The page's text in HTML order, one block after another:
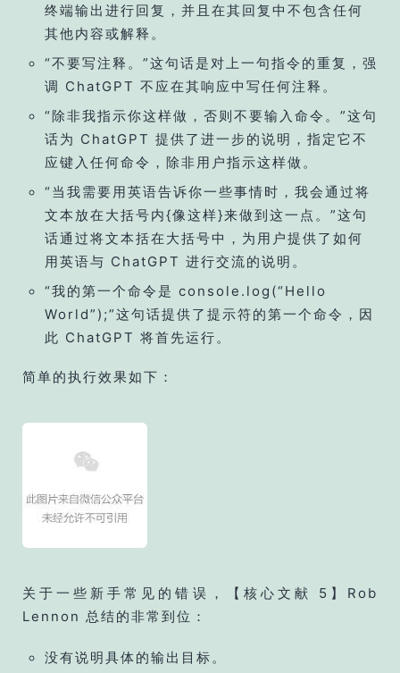
终端输出进行回复，并且在其回复中不包含任何
其他内容或解释。
“不要写注释。”这句话是对上一句指令的重复，强
调 ChatGPT 不应在其响应中写任何注释。
“除非我指示你这样做，否则不要输入命令。”这句
话为 ChatGPT 提供了进一步的说明，指定它不
应键入任何命令，除非用户指示这样做。
“当我需要用英语告诉你一些事情时，我会通过将
文本放在大括号内{像这样}来做到这一点。”这句
话通过将文本括在大括号中，为用户提供了如何
用英语与 ChatGPT 进行交流的说明。
“我的第一个命令是 console.log(“Hello
World”);”这句话提供了提示符的第一个命令，因
此 ChatGPT 将首先运行。
简单的执行效果如下：
关于一些新手常见的错误，【核心文献 5】Rob
Lennon 总结的非常到位：
没有说明具体的输出目标。